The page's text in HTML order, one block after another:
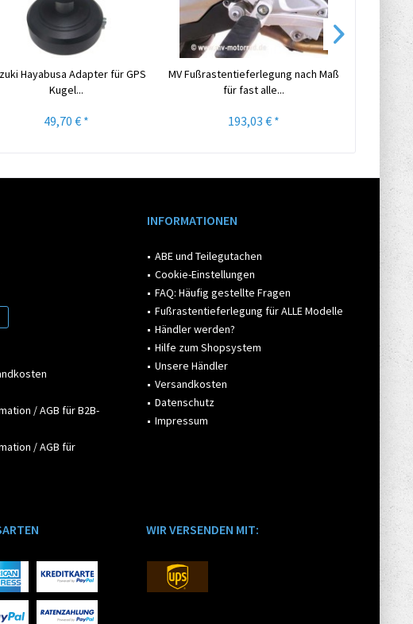
Hayabusa Adapter für GPS
Kugel...
49,70 € *
MV Fußrastentieferlegung nach Maß
für fast alle...
193,03 € *
/ AGB für B2B-
/ AGB für
INFORMATIONEN
ABE und Teilegutachen
Cookie-Einstellungen
FAQ: Häufig gestellte Fragen
Fußrastentieferlegung für ALLE Modelle
Händler werden?
Hilfe zum Shopsystem
Unsere Händler
Versandkosten
Datenschutz
Impressum
WIR VERSENDEN MIT: